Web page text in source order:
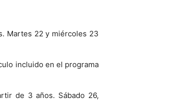
Martes 22 y miércoles 23
incluido en el programa
de 3 años. Sábado 26,